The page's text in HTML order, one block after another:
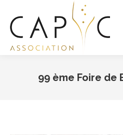
99 ème Foire de